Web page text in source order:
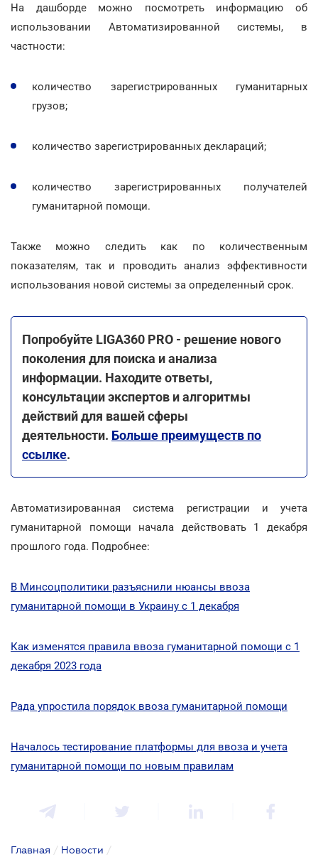
На дашборде можно посмотреть информацию об
использовании Автоматизированной системы, в
частности:
количество зарегистрированных гуманитарных
грузов;
количество зарегистрированных деклараций;
количество зарегистрированных получателей
гуманитарной помощи.
Также можно следить как по количественным
показателям, так и проводить анализ эффективности
использования новой системы за определенный срок.
Попробуйте LIGA360 PRO - решение нового
поколения для поиска и анализа
информации. Находите ответы,
консультации экспертов и алгоритмы
действий для вашей сферы
деятельности. Больше преимуществ по
ссылке.
Автоматизированная система регистрации и учета
гуманитарной помощи начала действовать 1 декабря
прошлого года. Подробнее:
В Минсоцполитики разъяснили нюансы ввоза
гуманитарной помощи в Украину с 1 декабря
Как изменятся правила ввоза гуманитарной помощи с 1
декабря 2023 года
Рада упростила порядок ввоза гуманитарной помощи
Началось тестирование платформы для ввоза и учета
гуманитарной помощи по новым правилам
Главная / Новости /